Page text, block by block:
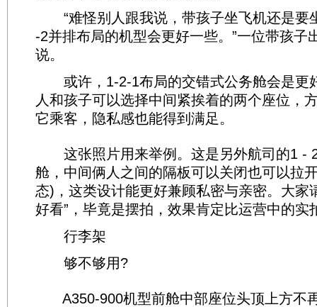
“难怪别人跟我说，带孩子坐飞机还是要
-2并排布局的机型会更好一些。”一位带孩子
说。
或许，1-2-1布局的交错式公务舱会是更
人和孩子可以选择中间紧挨着的两个座位，
它乘客，隐私感也能得到满足。
这张照片用来举例。这是另外航司的1 -
舱，中间俩人之间的隔板可以关闭也可以拉
态)，这类设计能更好兼顾私密与亲密。大家
好看”，毕竟是摆拍，效果肯定比运营中的实
行李架
够不够用?
A350-900机型前舱中部座位头顶上方不